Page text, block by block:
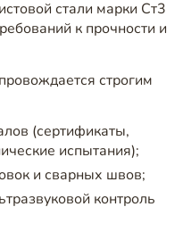
стали марки Ст3
к прочности и
строгим
(сертификаты,
испытания);
и сварных швов;
контроль